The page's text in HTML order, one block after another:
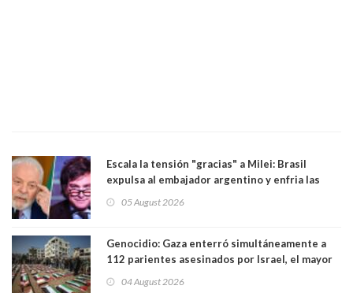
Escala la tensión "gracias" a Milei: Brasil
expulsa al embajador argentino y enfria las
trasandino
05 August 2026
Genocidio: Gaza enterró simultáneamente a
112 parientes asesinados por Israel, el mayor
04 August 2026